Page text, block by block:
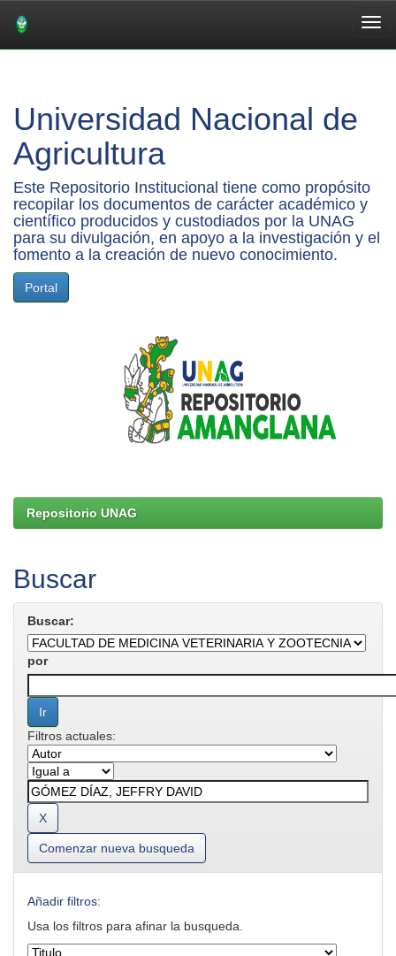
Universidad Nacional de
Agricultura
Este Repositorio Institucional tiene como propósito
recopilar los documentos de carácter académico y
científico producidos y custodiados por la UNAG
para su divulgación, en apoyo a la investigación y el
fomento a la creación de nuevo conocimiento.
Portal
Repositorio UNAG
Buscar
Buscar:
por
Filtros actuales:
Comenzar nueva busqueda
Añadir filtros:
Usa los filtros para afinar la busqueda.